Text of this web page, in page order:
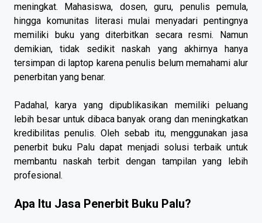
meningkat. Mahasiswa, dosen, guru, penulis pemula,
hingga komunitas literasi mulai menyadari pentingnya
memiliki buku yang diterbitkan secara resmi. Namun
demikian, tidak sedikit naskah yang akhirnya hanya
tersimpan di laptop karena penulis belum memahami alur
penerbitan yang benar.
Padahal, karya yang dipublikasikan memiliki peluang
lebih besar untuk dibaca banyak orang dan meningkatkan
kredibilitas penulis. Oleh sebab itu, menggunakan jasa
penerbit buku Palu dapat menjadi solusi terbaik untuk
membantu naskah terbit dengan tampilan yang lebih
profesional.
Apa Itu Jasa Penerbit Buku Palu?